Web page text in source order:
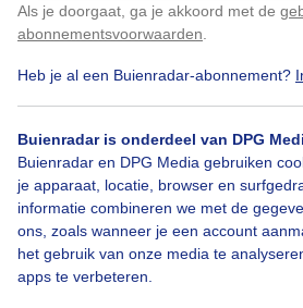
Als je doorgaat, ga je akkoord met de
abonnementsvoorwaarden
Heb je al een Buienradar-abonnement?
Buienradar is onderdeel van DPG
Buienradar en DPG Media gebruiken
je apparaat, locatie, browser en
informatie combineren we met de
ons, zoals wanneer je een account
het gebruik van onze media te
apps te verbeteren.
Bredeopklaringen Zon Wolken
Bekijk slideshow
Klik hierom dit aan te